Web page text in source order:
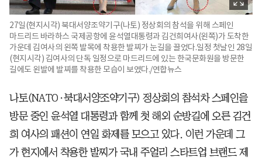
27일(현지시각) 북대서양조약기구(나토) 정상회의 참석을 위해 스페인
마드리드 바라하스 국제공항에 윤석열대통령과 김건희여사(왼쪽)가 도착한
가운데 김여사의 왼쪽 발목에 착용한 발찌가 눈길을 끌었다.일정 첫날인 28일
(현지시각) 김여사의 단독 일정으로 마드리드에 있는 한국문화원을 방문한
길에도 왼발에 발찌를 착용한 모습이 보였다./연합뉴스
나토(NATO·북대서양조약기구) 정상회의 참석차 스페인을
방문 중인 윤석열 대통령과 함께 첫 해외 순방길에 오른 김건
희 여사의 패션이 연일 화제를 모으고 있다. 이런 가운데 그
가 현지에서 착용한 발찌가 국내 주얼리 스타트업 브랜드 제